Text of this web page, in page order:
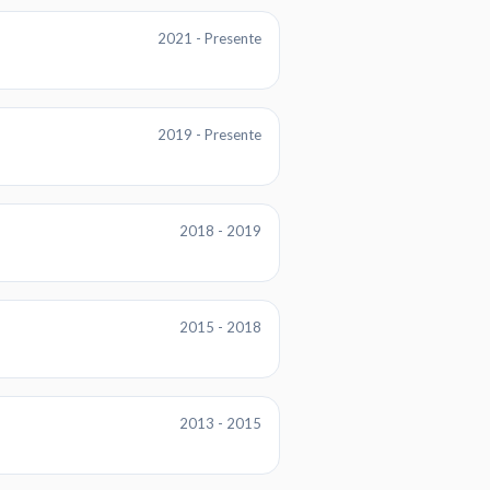
2021 - Presente
2019 - Presente
2018 - 2019
2015 - 2018
2013 - 2015